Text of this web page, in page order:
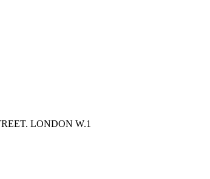
LONDON W.1